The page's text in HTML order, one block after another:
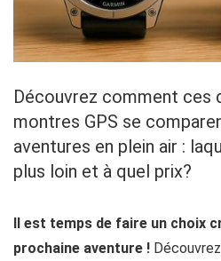
Découvrez comment ces
montres GPS se
aventures en plein air :
plus loin et à quel prix?
Il est temps de faire un choix
prochaine aventure !